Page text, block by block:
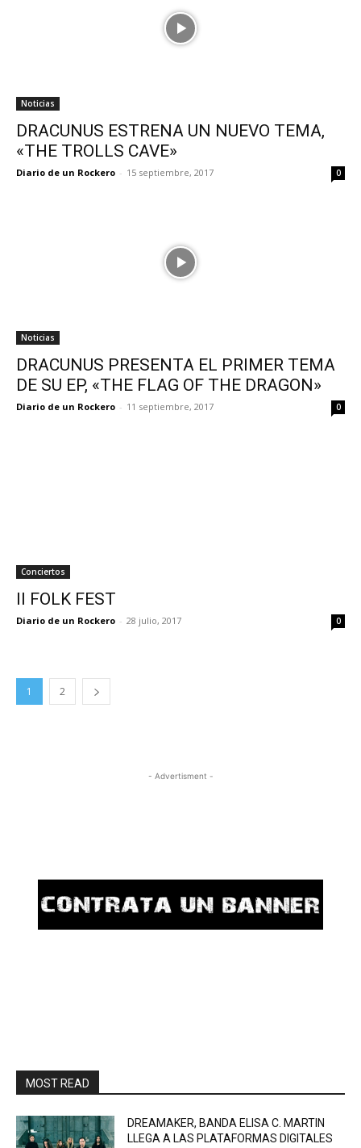
Noticias
DRACUNUS ESTRENA UN NUEVO TEMA,
«THE TROLLS CAVE»
Diario de un Rockero - 15 septiembre, 2017 0
Noticias
DRACUNUS PRESENTA EL PRIMER TEMA
DE SU EP, «THE FLAG OF THE DRAGON»
Diario de un Rockero - 11 septiembre, 2017 0
Conciertos
II FOLK FEST
Diario de un Rockero - 28 julio, 2017 0
1 2
- Advertisment -
MOST READ
DREAMAKER, BANDA ELISA C. MARTIN
LLEGA A LAS PLATAFORMAS DIGITALES